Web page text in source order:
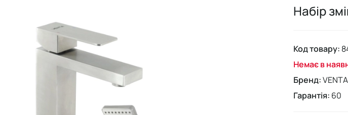
Набір
Код товару:
Немає в
Бренд:VENTA
Гарантія: 60